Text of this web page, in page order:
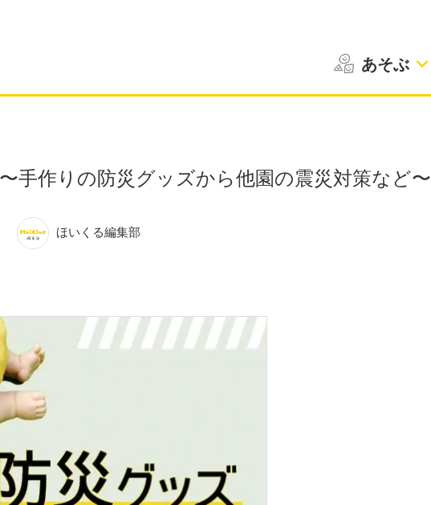
あそぶ
手作りの防災グッズから他園の震災対策など〜
ほいくる編集部